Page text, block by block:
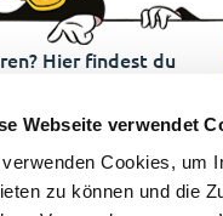
Webseite verwendet
Cookies, um
zu können und die
Hier findest du